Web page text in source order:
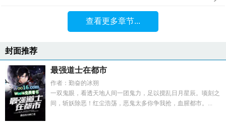
查看更多章节...
封面推荐
最强道士在都市
作者：勤奋的冰朔
一双鬼眼，看透天地人间一团鬼力，足以搅乱日月星辰。顷刻之
间，斩妖除恶！红尘浩荡，恶鬼太多你争我抢，血腥都市。...